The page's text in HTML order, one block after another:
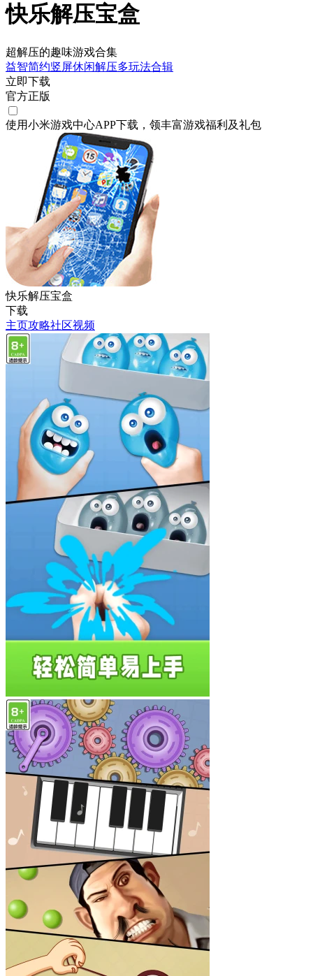
快乐解压宝盒
超解压的趣味游戏合集
益智简约竖屏休闲解压多玩法合辑
立即下载
官方正版
使用小米游戏中心APP下载 ，领丰富游戏福利 及礼包
快乐解压宝盒
下载
主页攻略社区视频